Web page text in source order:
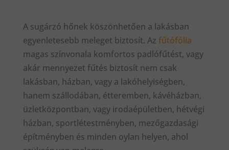
A sugárzó hőnek köszönhetően a lakásban
egyenletesebb meleget biztosít. Az fűtófólia
magas színvonala komfortos padlófűtést, vagy
akár mennyezet fűtés biztosít nem csak
lakásban, házban, vagy a lakóhelyiségben,
hanem szállodában, étteremben, kávéházban,
üzletközpontban, vagy irodaépületben, hétvégi
házban, sportlétestményben, mezőgazdasági
építményben és minden oylan helyen, ahol